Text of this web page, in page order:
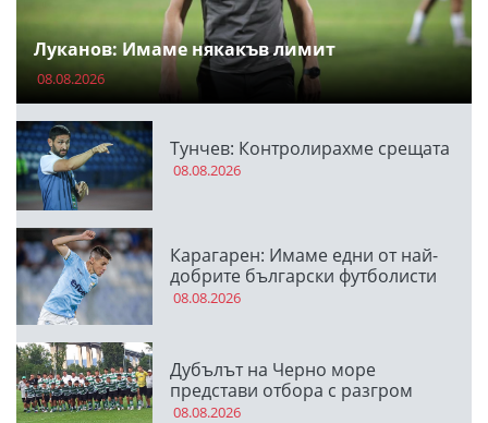
Луканов: Имаме някакъв лимит
08.08.2026
Тунчев: Контролирахме срещата
08.08.2026
Карагарен: Имаме едни от най-
добрите български футболисти
08.08.2026
Дубълът на Черно море
представи отбора с разгром
08.08.2026